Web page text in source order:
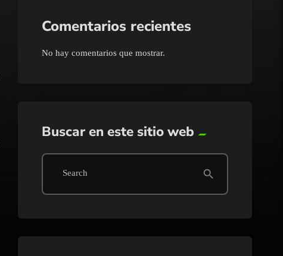
Comentarios recientes
No hay comentarios que mostrar.
Buscar en este sitio web
Search search